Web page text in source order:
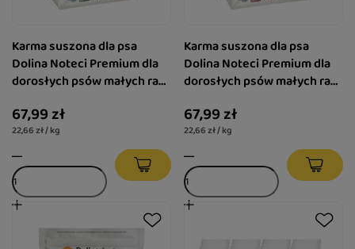
Karma suszona dla psa
Dolina Noteci Premium dla
dorosłych psów małych ras
67,99 zł
22,66 zł / kg
Karma suszona dla psa
Dolina Noteci Premium dla
dorosłych psów małych ras
kg
67,99 zł
22,66 zł / kg